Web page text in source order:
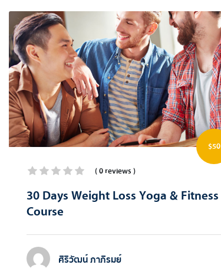
$50
( 0 reviews )
30 Days Weight Loss Yoga & Fitness
Course
ศิริวัฒน์ ภาภิรมย์